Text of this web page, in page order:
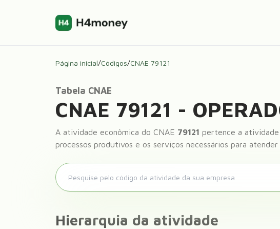
Página inicial/Códigos/CNAE 79121
Tabela CNAE
CNAE 79121 -
A atividade econômica do CNAE 79121 pertence a atividade
processos produtivos e os serviços necessários para
Hierarquia da atividade